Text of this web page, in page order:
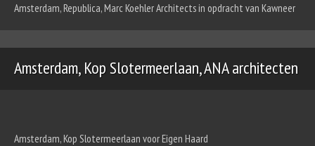
Amsterdam, Republica, Marc Koehler Architects in opdracht van Kawneer
Amsterdam, Kop Slotermeerlaan, ANA architecten
Amsterdam, Kop Slotermeerlaan voor Eigen Haard